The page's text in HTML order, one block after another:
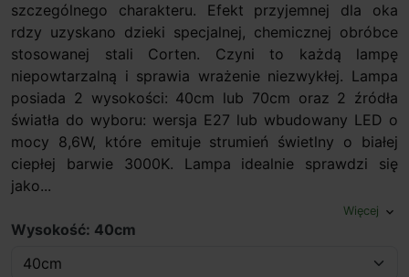
szczególnego charakteru. Efekt przyjemnej dla oka
rdzy uzyskano dzieki specjalnej, chemicznej obróbce
stosowanej stali Corten. Czyni to każdą lampę
niepowtarzalną i sprawia wrażenie niezwykłej. Lampa
posiada 2 wysokości: 40cm lub 70cm oraz 2 źródła
światła do wyboru: wersja E27 lub wbudowany LED o
mocy 8,6W, które emituje strumień świetlny o białej
ciepłej barwie 3000K. Lampa idealnie sprawdzi się
jako...
Więcej expand_more
Wysokość: 40cm